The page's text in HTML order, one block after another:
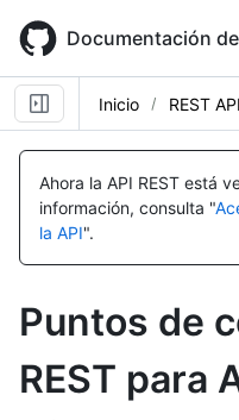
main
content
Documentación
Inicio REST API
Ahora la API REST está
información, consulta "
la API".
Puntos de
REST para
Nombre,
Tipo,
Descripción
Nombre,
Tipo,
Descripción
Nombre,
Tipo,
Descripción
Nombre,
Tipo,
Descripción
Nombre,
Tipo,
Descripción
Nombre,
Tipo,
Descripción
Nombre,
Tipo,
Descripción
Nombre,
Tipo,
Descripción
Nombre,
Tipo,
Descripción
Nombre,
Tipo,
Descripción
Nombre,
Tipo,
Descripción
Nombre,
Tipo,
Descripción
Nombre,
Tipo,
Descripción
Nombre,
Tipo,
Descripción
Nombre,
Tipo,
Descripción
Nombre,
Tipo,
Descripción
Nombre,
Tipo,
Descripción
Nombre,
Tipo,
Descripción
Nombre,
Tipo,
Descripción
Nombre,
Tipo,
Descripción
Nombre,
Tipo,
Descripción
Nombre,
Tipo,
Descripción
Nombre,
Tipo,
Descripción
Nombre,
Tipo,
Descripción